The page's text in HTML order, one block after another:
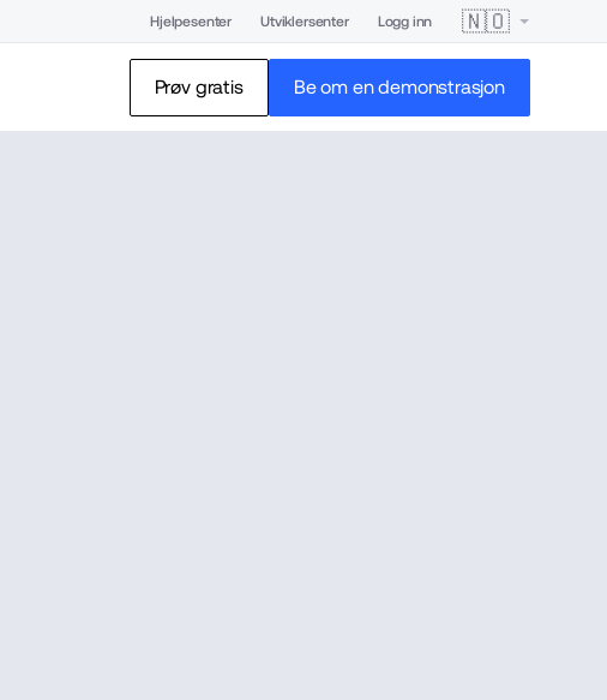
Hjelpesenter Utviklersenter Logg inn 🇳🇴
Prøv gratis Be om en demonstrasjon